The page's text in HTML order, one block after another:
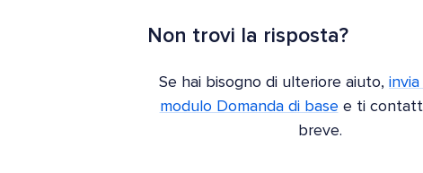
Non trovi la risposta?
Se hai bisogno di ulteriore aiuto,
modulo Domanda di base e ti
breve.